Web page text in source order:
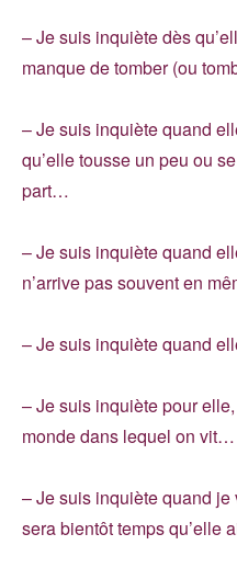
– Je suis inquiète dès
manque de tomber (ou
– Je suis inquiète quand
qu’elle tousse un peu ou
part…
– Je suis inquiète quand
n’arrive pas souvent en
– Je suis inquiète quand
– Je suis inquiète pour
monde dans lequel on vit…
– Je suis inquiète quand je
sera bientôt temps qu’elle